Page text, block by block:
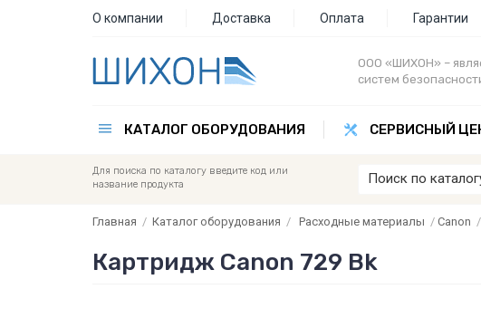
О компании Доставка Оплата Гарантии
ООО «ШИХОН» –
систем
КАТАЛОГ ОБОРУДОВАНИЯ СЕРВИСНЫЙ
Для поиска по каталогу введите код или
название продукта
Главная / Каталог оборудования / Расходные материалы / Canon /
Картридж Canon 729 Bk